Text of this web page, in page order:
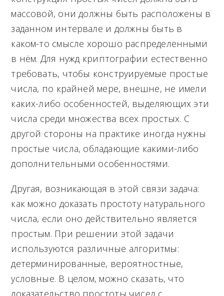
массовой, они должны быть расположены в
заданном интервале и должны быть в
каком-то смысле хорошо распределенными
в нём. Для нужд криптографии естественно
требовать, чтобы конструируемые простые
числа, по крайней мере, внешне, не имели
каких-либо особенностей, выделяющих эти
числа среди множества всех простых. С
другой стороны на практике иногда нужны
простые числа, обладающие какими-либо
дополнительными особенностями.
Другая, возникающая в этой связи задача:
как можно доказать простоту натурального
числа, если оно действительно является
простым. При решении этой задачи
используются различные алгоритмы:
детерминированные, вероятностные,
условные. В целом, можно сказать, что
доказательство простоты чисел с